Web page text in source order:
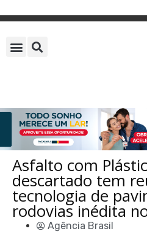
Asfalto com
descartado tem
tecnologia de
rodovias inédita
Agência Brasil